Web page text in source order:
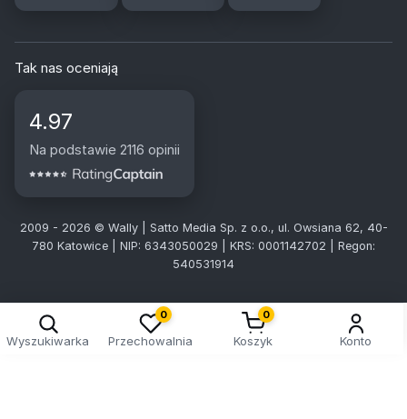
Tak nas oceniają
4.97
Na podstawie 2116 opinii
2009 - 2026 © Wally | Satto Media Sp. z o.o., ul. Owsiana 62, 40-
780 Katowice | NIP: 6343050029 | KRS: 0001142702 | Regon:
540531914
Wyszukiwarka
0
Przechowalnia
0
Koszyk Konto